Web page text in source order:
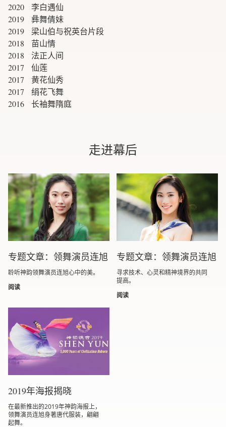
2020 李白遇仙
2019 彝舞倩妹
2019 梁山伯与祝英台片段
2018 苗山情
2018 法正人间
2017 仙莲
2017 黄花仙秀
2017 绢花飞舞
2016 长袖舞隋庭
走进幕后
专题文章：领舞演员连旭
聆听神韵领舞演员连旭心中的美。
阅读
专题文章：领舞演员连旭
寻求技术、心灵和精神境界的共同
提高。
阅读
2019年海报揭晓
在最新推出的2019年神韵海报上，
领舞演员连旭身著唐代服装，翩翩
起舞。